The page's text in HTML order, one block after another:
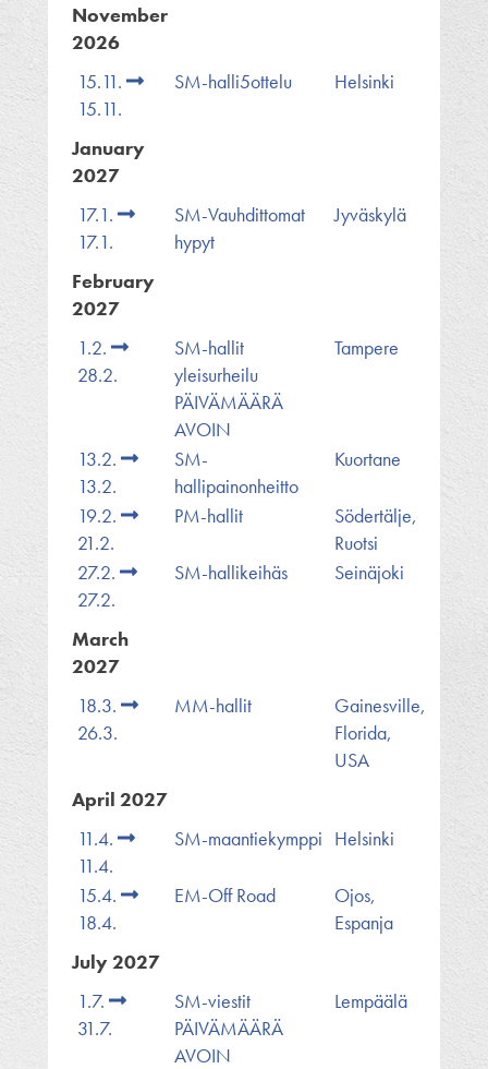
November
2026
15.11.
15.11.
SM-halli5ottelu Helsinki
January
2027
17.1.
17.1.
SM-Vauhdittomat
hypyt
Jyväskylä
February
2027
1.2.
28.2.
SM-hallit
yleisurheilu
PÄIVÄMÄÄRÄ
AVOIN
Tampere
13.2.
13.2.
SM-
hallipainonheitto
Kuortane
19.2.
21.2.
PM-hallit
Södertälje,
Ruotsi
27.2.
27.2.
SM-hallikeihäs Seinäjoki
March
2027
18.3.
26.3.
MM-hallit
Gainesville,
Florida,
USA
April 2027
11.4.
11.4.
SM-maantiekymppi Helsinki
15.4.
18.4.
EM-Off Road
Ojos,
Espanja
July 2027
1.7.
31.7.
SM-viestit
PÄIVÄMÄÄRÄ
AVOIN
Lempäälä